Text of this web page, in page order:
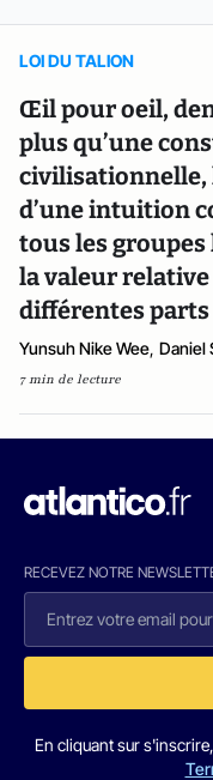
LOI DU TALION
Œil pour oeil,
plus qu’une
civilisationnelle,
d’une intuition
tous les
la valeur relative
différentes
Yunsuh Nike Wee, Daniel
7 min de lecture
RECEVEZ NOTRE
En cliquant sur